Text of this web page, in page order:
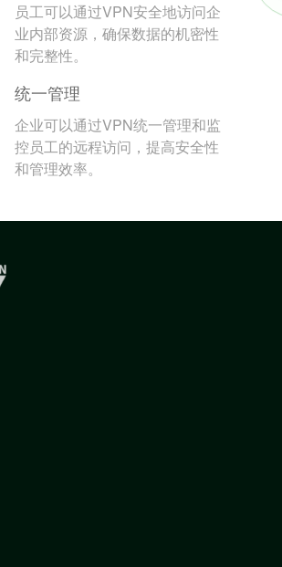
员工可以通过VPN安全地访问企
业内部资源，确保数据的机密性
和完整性。
统一管理
企业可以通过VPN统一管理和监
控员工的远程访问，提高安全性
和管理效率。